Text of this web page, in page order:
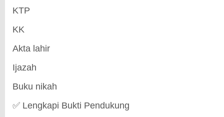
KTP
KK
Akta lahir
Ijazah
Buku nikah
✅ Lengkapi Bukti Pendukung